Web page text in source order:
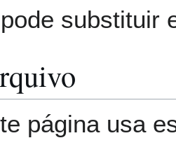
substituir
página usa